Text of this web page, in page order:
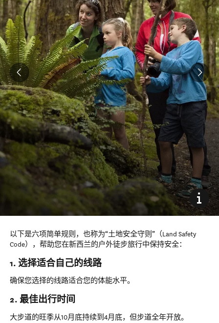
以下是六项简单规则，也称为“土地安全守则”（Land Safety
Code），帮助您在新西兰的户外徒步旅行中保持安全：
1. 选择适合自己的线路
确保您选择的线路适合您的体能水平。
2. 最佳出行时间
大步道的旺季从10月底持续到4月底，但步道全年开放。